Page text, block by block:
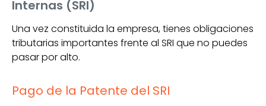
Internas (SRI)
Una vez constituida la empresa, tienes obligaciones
tributarias importantes frente al SRI que no puedes
pasar por alto.
Pago de la Patente del SRI